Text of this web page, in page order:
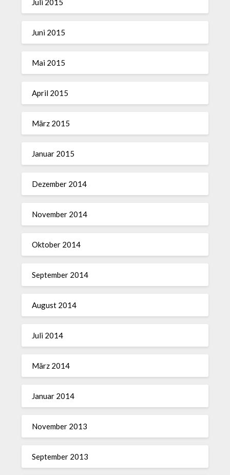
Juni 2015
Mai 2015
April 2015
März 2015
Januar 2015
Dezember 2014
November 2014
Oktober 2014
September 2014
August 2014
Juli 2014
März 2014
Januar 2014
November 2013
September 2013